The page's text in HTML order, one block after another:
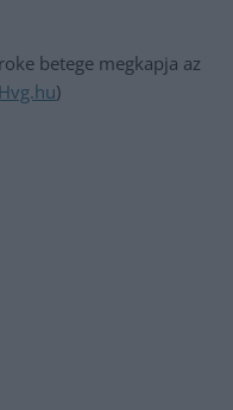
betege megkapja az
Hvg.hu)